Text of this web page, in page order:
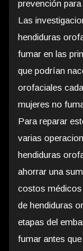
prevención
Las
hendiduras
fumar en las
que podrían
orofaciales
mujeres no
Para reparar
varias
hendiduras
ahorrar una
costos médicos
de hendiduras
etapas del
fumar antes